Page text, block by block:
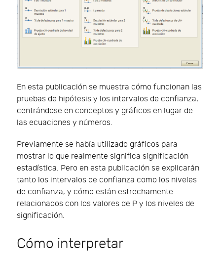
En esta publicación se muestra cómo funcionan las
pruebas de hipótesis y los intervalos de confianza,
centrándose en conceptos y gráficos en lugar de
las ecuaciones y números.
Previamente se había utilizado gráficos para
mostrar lo que realmente significa significación
estadística. Pero en esta publicación se explicarán
tanto los intervalos de confianza como los niveles
de confianza, y cómo están estrechamente
relacionados con los valores de P y los niveles de
significación.
Cómo interpretar